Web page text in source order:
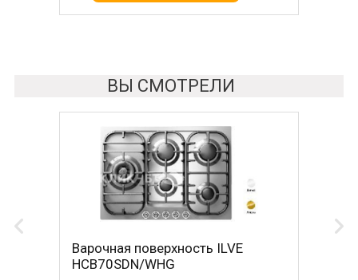
ВЫ СМОТРЕЛИ
Варочная поверхность ILVE
HCB70SDN/WHG